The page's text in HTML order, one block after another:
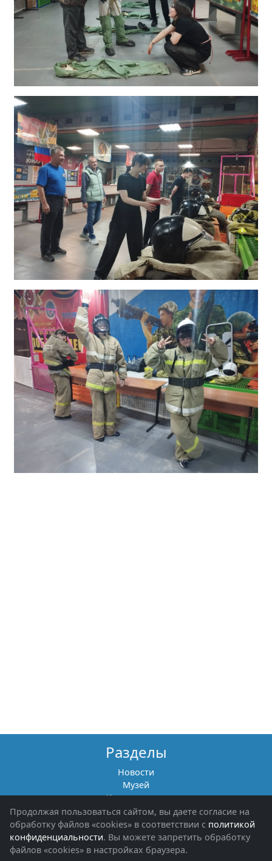
Разделы
Новости
Музей
Книги памяти
Фотоальбомы
Обращения граждан
Помощь участникам СВО и их семьям
Продолжая пользоваться сайтом, вы даете согласие на
обработку файлов «cookies» в соответствии с политикой
конфиденциальности. Вы можете запретить обработку
файлов «cookies» в настройках браузера.